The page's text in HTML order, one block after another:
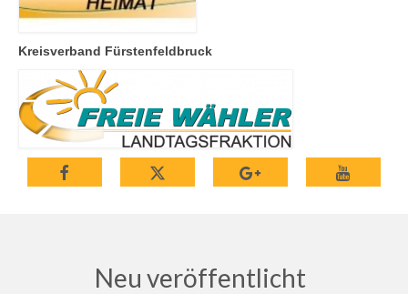
Kreisverband Fürstenfeldbruck
Neu veröffentlicht